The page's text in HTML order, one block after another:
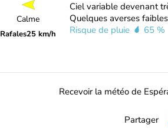
Calme
Rafales25 km/h
Ciel variable devenant
Quelques averses
Risque de pluie
65 %
Recevoir la météo de
Partager